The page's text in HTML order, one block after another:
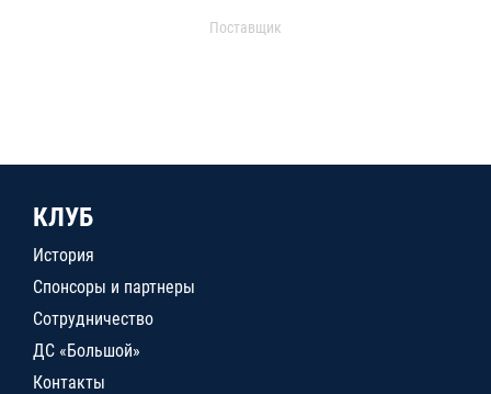
Поставщик
КЛУБ
История
Спонсоры и партнеры
Сотрудничество
ДС «Большой»
Контакты